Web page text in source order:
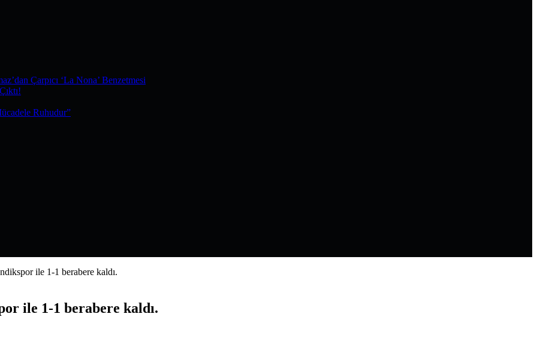
Çarpıcı ‘La Nona’ Benzetmesi
Ruhudur”
ile 1-1 berabere kaldı.
ile 1-1 berabere kaldı.